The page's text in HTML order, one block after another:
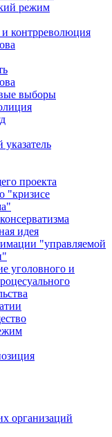
режим
контрреволюция
выборы
проекта
"кризисе
идея
"управляемой
уголовного и
организаций